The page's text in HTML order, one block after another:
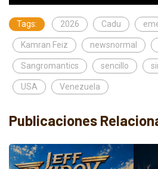
Tags: 2026 Cadu
Kamran Feiz newsnormal
Sangromantics sencillo
USA Venezuela
Publicaciones